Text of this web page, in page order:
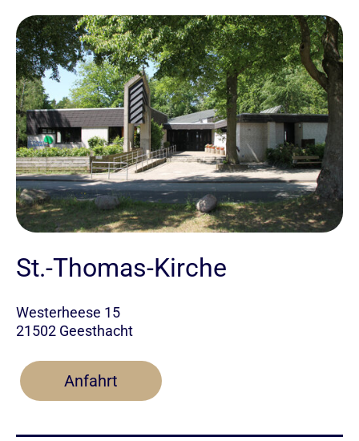
St.-Thomas-Kirche
Westerheese 15
21502 Geesthacht
Anfahrt